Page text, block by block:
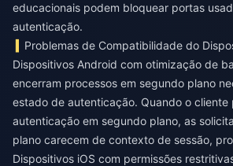
educacionais podem bloquear portas
autenticação.
Problemas de Compatibilidade do
Dispositivos Android com otimização de
encerram processos em segundo plano
estado de autenticação. Quando o cliente
autenticação em segundo plano, as
plano carecem de contexto de sessão,
Dispositivos iOS com permissões